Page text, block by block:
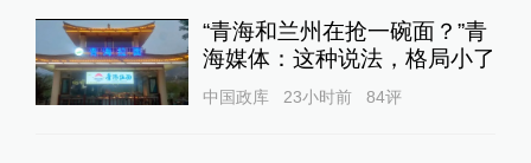
“青海和兰州在抢一碗面？”青
海媒体：这种说法，格局小了
中国政库 23小时前 84评